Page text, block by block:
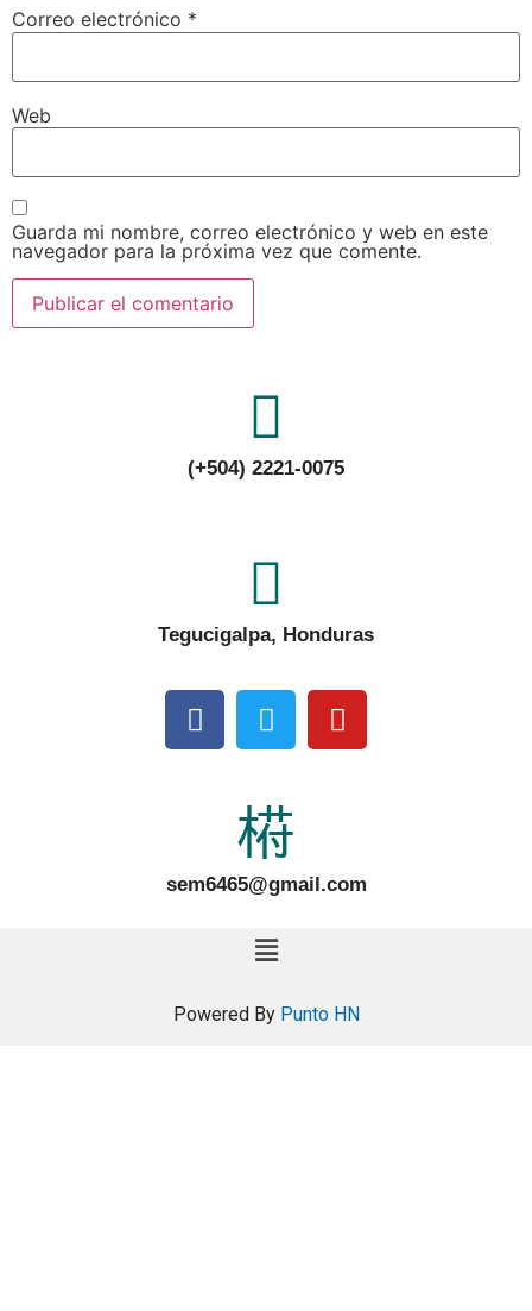
Correo electrónico *
Web
Guarda mi nombre, correo electrónico y web en este
navegador para la próxima vez que comente.
(+504) 2221-0075
Tegucigalpa, Honduras
sem6465@gmail.com
Powered By Punto HN